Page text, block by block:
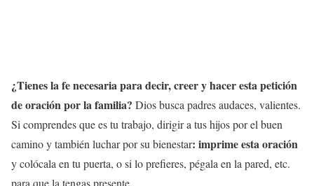
¿Tienes la fe necesaria para decir, creer y hacer esta petición
de oración por la familia? Dios busca padres audaces, valientes.
Si comprendes que es tu trabajo, dirigir a tus hijos por el buen
camino y también luchar por su bienestar: imprime esta oración
y colócala en tu puerta, o si lo prefieres, pégala en la pared, etc.
para que la tengas presente.